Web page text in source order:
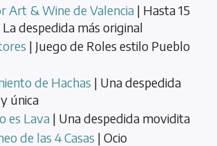
Art & Wine de Valencia | Hasta 15
La despedida más original
| Juego de Roles estilo Pueblo
de Hachas | Una despedida
única
es Lava | Una despedida movidita
de las 4 Casas | Ocio